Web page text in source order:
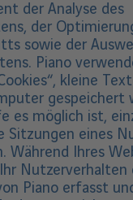
der Analyse des
der
sowie der
Piano
kleine
gespeichert
es möglich ist,
Sitzungen eines
Während Ihres
Nutzerverhalten
Piano erfasst